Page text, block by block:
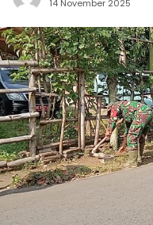
14 November 2025